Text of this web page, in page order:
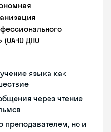
(ОАНО ДПО
языка как
через чтение
преподавателем, но и